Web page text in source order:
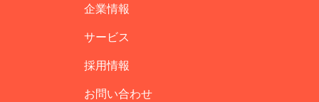
企業情報
サービス
採用情報
お問い合わせ